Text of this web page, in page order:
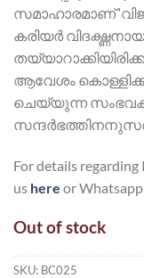
സമാഹാരമാണ്
കരിയർ
ആവേശം
ചെയ്യുന്ന
For details
us here or Whatsapp
Out of stock
SKU: BC025